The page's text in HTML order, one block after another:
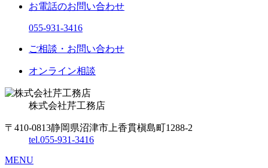
お電話のお問い合わせ
055-931-3416
ご相談・お問い合わせ
オンライン相談
株式会社芹工務店
〒410-0813静岡県沼津市上香貫槇島町1288-2
tel.055-931-3416
MENU